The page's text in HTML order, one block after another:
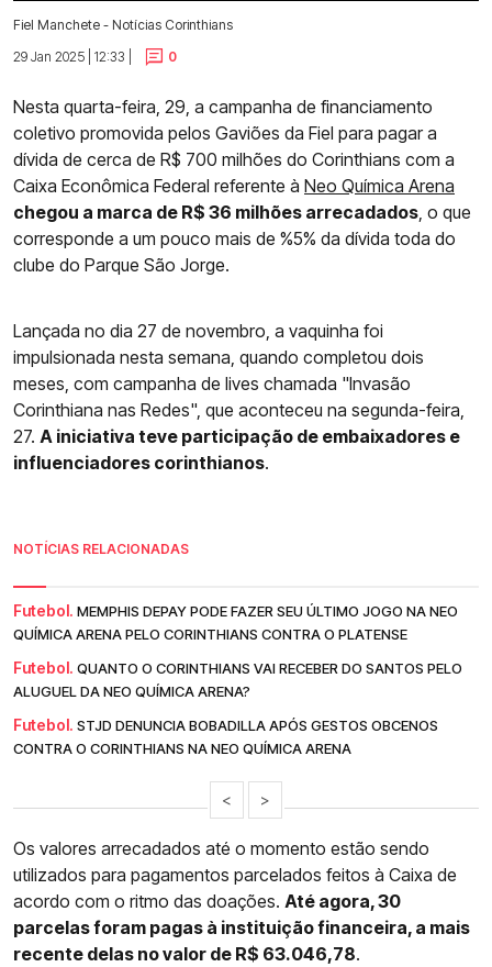
Fiel Manchete - Notícias Corinthians
29 Jan 2025 | 12:33 |
0
Nesta quarta-feira, 29, a campanha de financiamento
coletivo promovida pelos Gaviões da Fiel para pagar a
dívida de cerca de R$ 700 milhões do Corinthians com a
Caixa Econômica Federal referente à Neo Química Arena
chegou a marca de R$ 36 milhões arrecadados, o que
corresponde a um pouco mais de %5% da dívida toda do
clube do Parque São Jorge.
Lançada no dia 27 de novembro, a vaquinha foi
impulsionada nesta semana, quando completou dois
meses, com campanha de lives chamada "Invasão
Corinthiana nas Redes", que aconteceu na segunda-feira,
27. A iniciativa teve participação de embaixadores e
influenciadores corinthianos.
NOTÍCIAS RELACIONADAS
Futebol. MEMPHIS DEPAY PODE FAZER SEU ÚLTIMO JOGO NA NEO
QUÍMICA ARENA PELO CORINTHIANS CONTRA O PLATENSE
Futebol. QUANTO O CORINTHIANS VAI RECEBER DO SANTOS PELO
ALUGUEL DA NEO QUÍMICA ARENA?
Futebol. STJD DENUNCIA BOBADILLA APÓS GESTOS OBCENOS
CONTRA O CORINTHIANS NA NEO QUÍMICA ARENA
< >
Os valores arrecadados até o momento estão sendo
utilizados para pagamentos parcelados feitos à Caixa de
acordo com o ritmo das doações. Até agora, 30
parcelas foram pagas à instituição financeira, a mais
recente delas no valor de R$ 63.046,78.